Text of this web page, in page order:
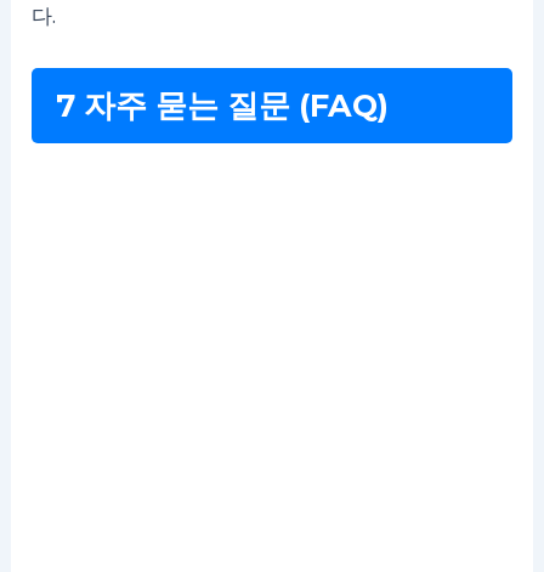
다.
7 자주 묻는 질문 (FAQ)